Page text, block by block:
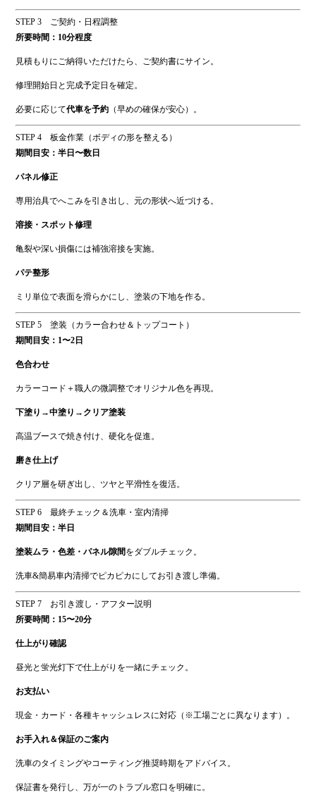
STEP 3 ご契約・日程調整
所要時間：10分程度
見積もりにご納得いただけたら、ご契約書にサイン。
修理開始日と完成予定日を確定。
必要に応じて代車を予約 （早めの確保が安心）。
STEP 4 板金作業（ボディの形を整える）
期間目安：半日〜数日
パネル修正
専用治具でへこみを引き出し、元の形状へ近づける。
溶接・スポット修理
亀裂や深い損傷には補強溶接を実施。
パテ整形
ミリ単位で表面を滑らかにし、塗装の下地を作る。
STEP 5 塗装（カラー合わせ＆トップコート）
期間目安：1〜2日
色合わせ
カラーコード＋職人の微調整でオリジナル色を再現。
下塗り→中塗り→クリア塗装
高温ブースで焼き付け、硬化を促進。
磨き仕上げ
クリア層を研ぎ出し、ツヤと平滑性を復活。
STEP 6 最終チェック＆洗車・室内清掃
期間目安：半日
塗装ムラ・色差・パネル隙間をダブルチェック。
洗車&簡易車内清掃でピカピカにしてお引き渡し準備。
STEP 7 お引き渡し・アフター説明
所要時間：15〜20分
仕上がり確認
昼光と蛍光灯下で仕上がりを一緒にチェック。
お支払い
現金・カード・各種キャッシュレスに対応（※工場ごとに異なります）。
お手入れ＆保証のご案内
洗車のタイミングやコーティング推奨時期をアドバイス。
保証書を発行し、万が一のトラブル窓口を明確に。